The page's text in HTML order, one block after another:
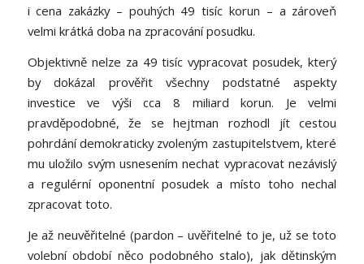
i cena zakázky – pouhých 49 tisíc korun – a zároveň
velmi krátká doba na zpracování posudku.
Objektivně nelze za 49 tisíc vypracovat posudek, který
by dokázal prověřit všechny podstatné aspekty
investice ve výši cca 8 miliard korun. Je velmi
pravděpodobné, že se hejtman rozhodl jít cestou
pohrdání demokraticky zvoleným zastupitelstvem, které
mu uložilo svým usnesením nechat vypracovat nezávislý
a regulérní oponentní posudek a místo toho nechal
zpracovat toto.
Je až neuvěřitelné (pardon – uvěřitelné to je, už se toto
volební období něco podobného stalo), jak dětinským